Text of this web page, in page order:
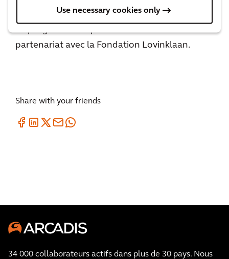
Use necessary cookies only
Le programme Expedition DNA a été créé en
partenariat avec la Fondation Lovinklaan.
Share with your friends
34 000 collaborateurs actifs dans plus de 30 pays. Nous